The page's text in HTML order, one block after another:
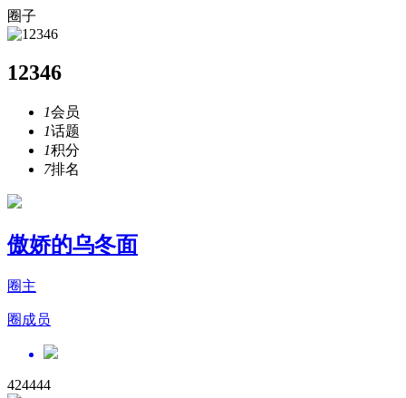
圈子
12346
1会员
1话题
1积分
7排名
傲娇的乌冬面
圈主
圈成员
424444